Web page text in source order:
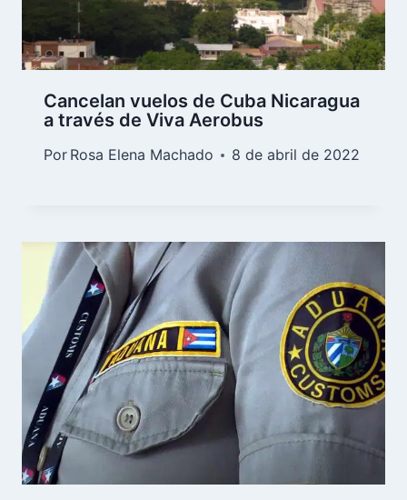
Cancelan vuelos de Cuba Nicaragua
a través de Viva Aerobus
Por Rosa Elena Machado 8 de abril de 2022